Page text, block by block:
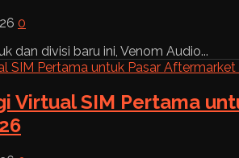
0
dan divisi baru ini, Venom Audio...
Virtual SIM Pertama